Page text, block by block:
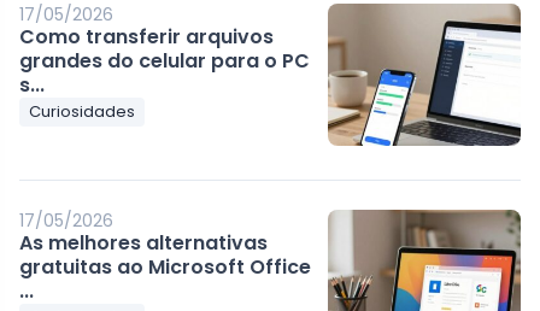
17/05/2026
Como transferir arquivos
grandes do celular para o PC
s...
Curiosidades
17/05/2026
As melhores alternativas
gratuitas ao Microsoft Office
...